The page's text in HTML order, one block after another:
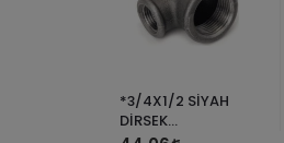
*3/4X1/2 SİYAH
DİRSEK